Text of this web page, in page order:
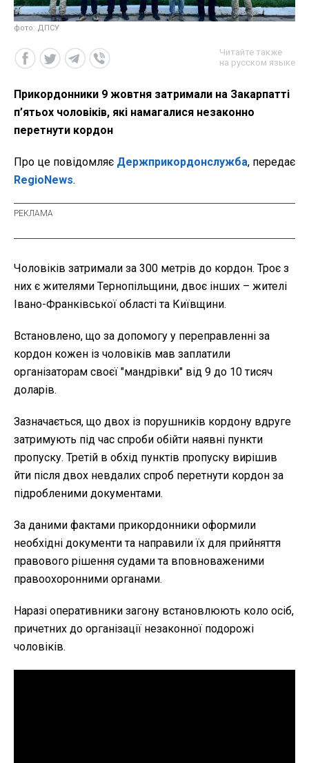
фото: ДПСУ
Читайте также
на русском языке
Прикордонники 9 жовтня затримали на Закарпатті
п’ятьох чоловіків, які намагалися незаконно
перетнути кордон
Про це повідомляє Держприкордонслужба, передає
RegioNews.
Чоловіків затримали за 300 метрів до кордон. Троє з
них є жителями Тернопільщини, двоє інших – жителі
Івано-Франківської області та Київщини.
Встановлено, що за допомогу у переправленні за
кордон кожен із чоловіків мав заплатили
організаторам своєї "мандрівки" від 9 до 10 тисяч
доларів.
Зазначається, що двох із порушників кордону вдруге
затримують під час спроби обійти наявні пункти
пропуску. Третій в обхід пунктів пропуску вирішив
йти після двох невдалих спроб перетнути кордон за
підробленими документами.
За даними фактами прикордонники оформили
необхідні документи та направили їх для прийняття
правового рішення судами та вповноваженими
правоохоронними органами.
Наразі оперативники загону встановлюють коло осіб,
причетних до організації незаконної подорожі
чоловіків.